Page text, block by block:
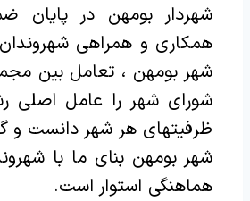
شهردار بومهن در پایان
همکاری و همراهی
شهر بومهن ، تعامل بین
شورای شهر را عامل اصلی
ظرفیتهای هر شهر دانست و
شهر بومهن بنای ما با
هماهنگی استوار است.